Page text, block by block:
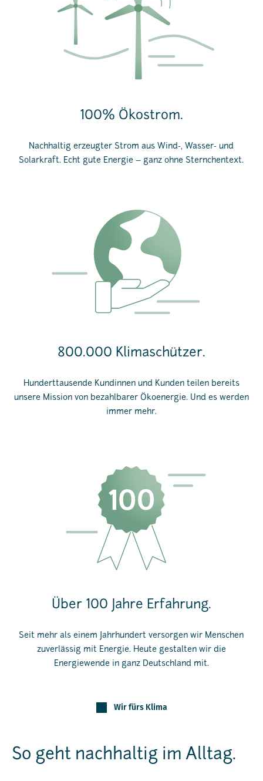
100% Ökostrom.
Nachhaltig erzeugter Strom aus Wind-, Wasser- und
Solarkraft. Echt gute Energie – ganz ohne Sternchentext.
800.000 Klimaschützer.
Hunderttausende Kundinnen und Kunden teilen bereits
unsere Mission von bezahlbarer Ökoenergie. Und es werden
immer mehr.
Über 100 Jahre Erfahrung.
Seit mehr als einem Jahrhundert versorgen wir Menschen
zuverlässig mit Energie. Heute gestalten wir die
Energiewende in ganz Deutschland mit.
Wir fürs Klima
So geht nachhaltig im Alltag.